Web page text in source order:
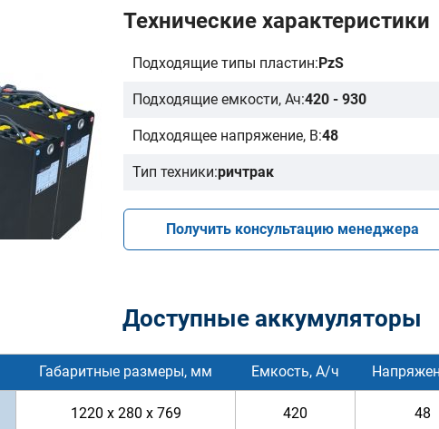
Технические характеристики
Подходящие типы пластин:PzS
Подходящие емкости, Ач:420 - 930
Подходящее напряжение, В:48
Тип техники:ричтрак
Получить консультацию менеджера
Доступные аккумуляторы
Габаритные размеры, мм Емкость, А/ч
1220 x 280 x 769 420 48